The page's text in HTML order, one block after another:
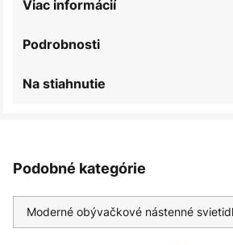
Podrobnosti
Viac informácií
Na stiahnutie
Podobné kategórie
Moderné obývačkové nástenné